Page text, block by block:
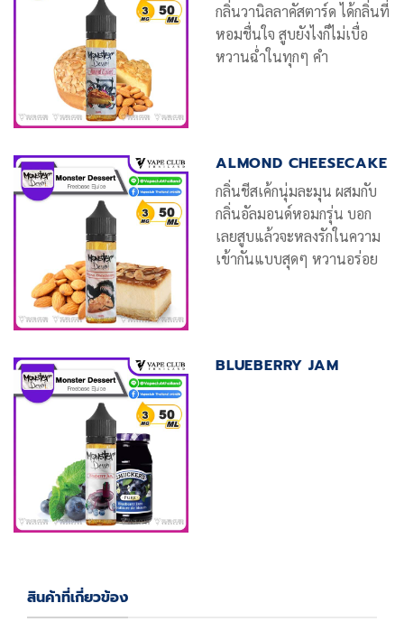
กลิ่นวานิลลาคัสตาร์ด ได้กลิ่นที่
หอมชื่นใจ สูบยังไงก็ไม่เบื่อ
หวานฉ่ำในทุกๆ คำ
ALMOND CHEESECAKE
กลิ่นชีสเค้กนุ่มละมุน ผสมกับ
กลิ่นอัลมอนด์หอมกรุ่น บอก
เลยสูบแล้วจะหลงรักในความ
เข้ากันแบบสุดๆ หวานอร่อย
BLUEBERRY JAM
สินค้าที่เกี่ยวข้อง